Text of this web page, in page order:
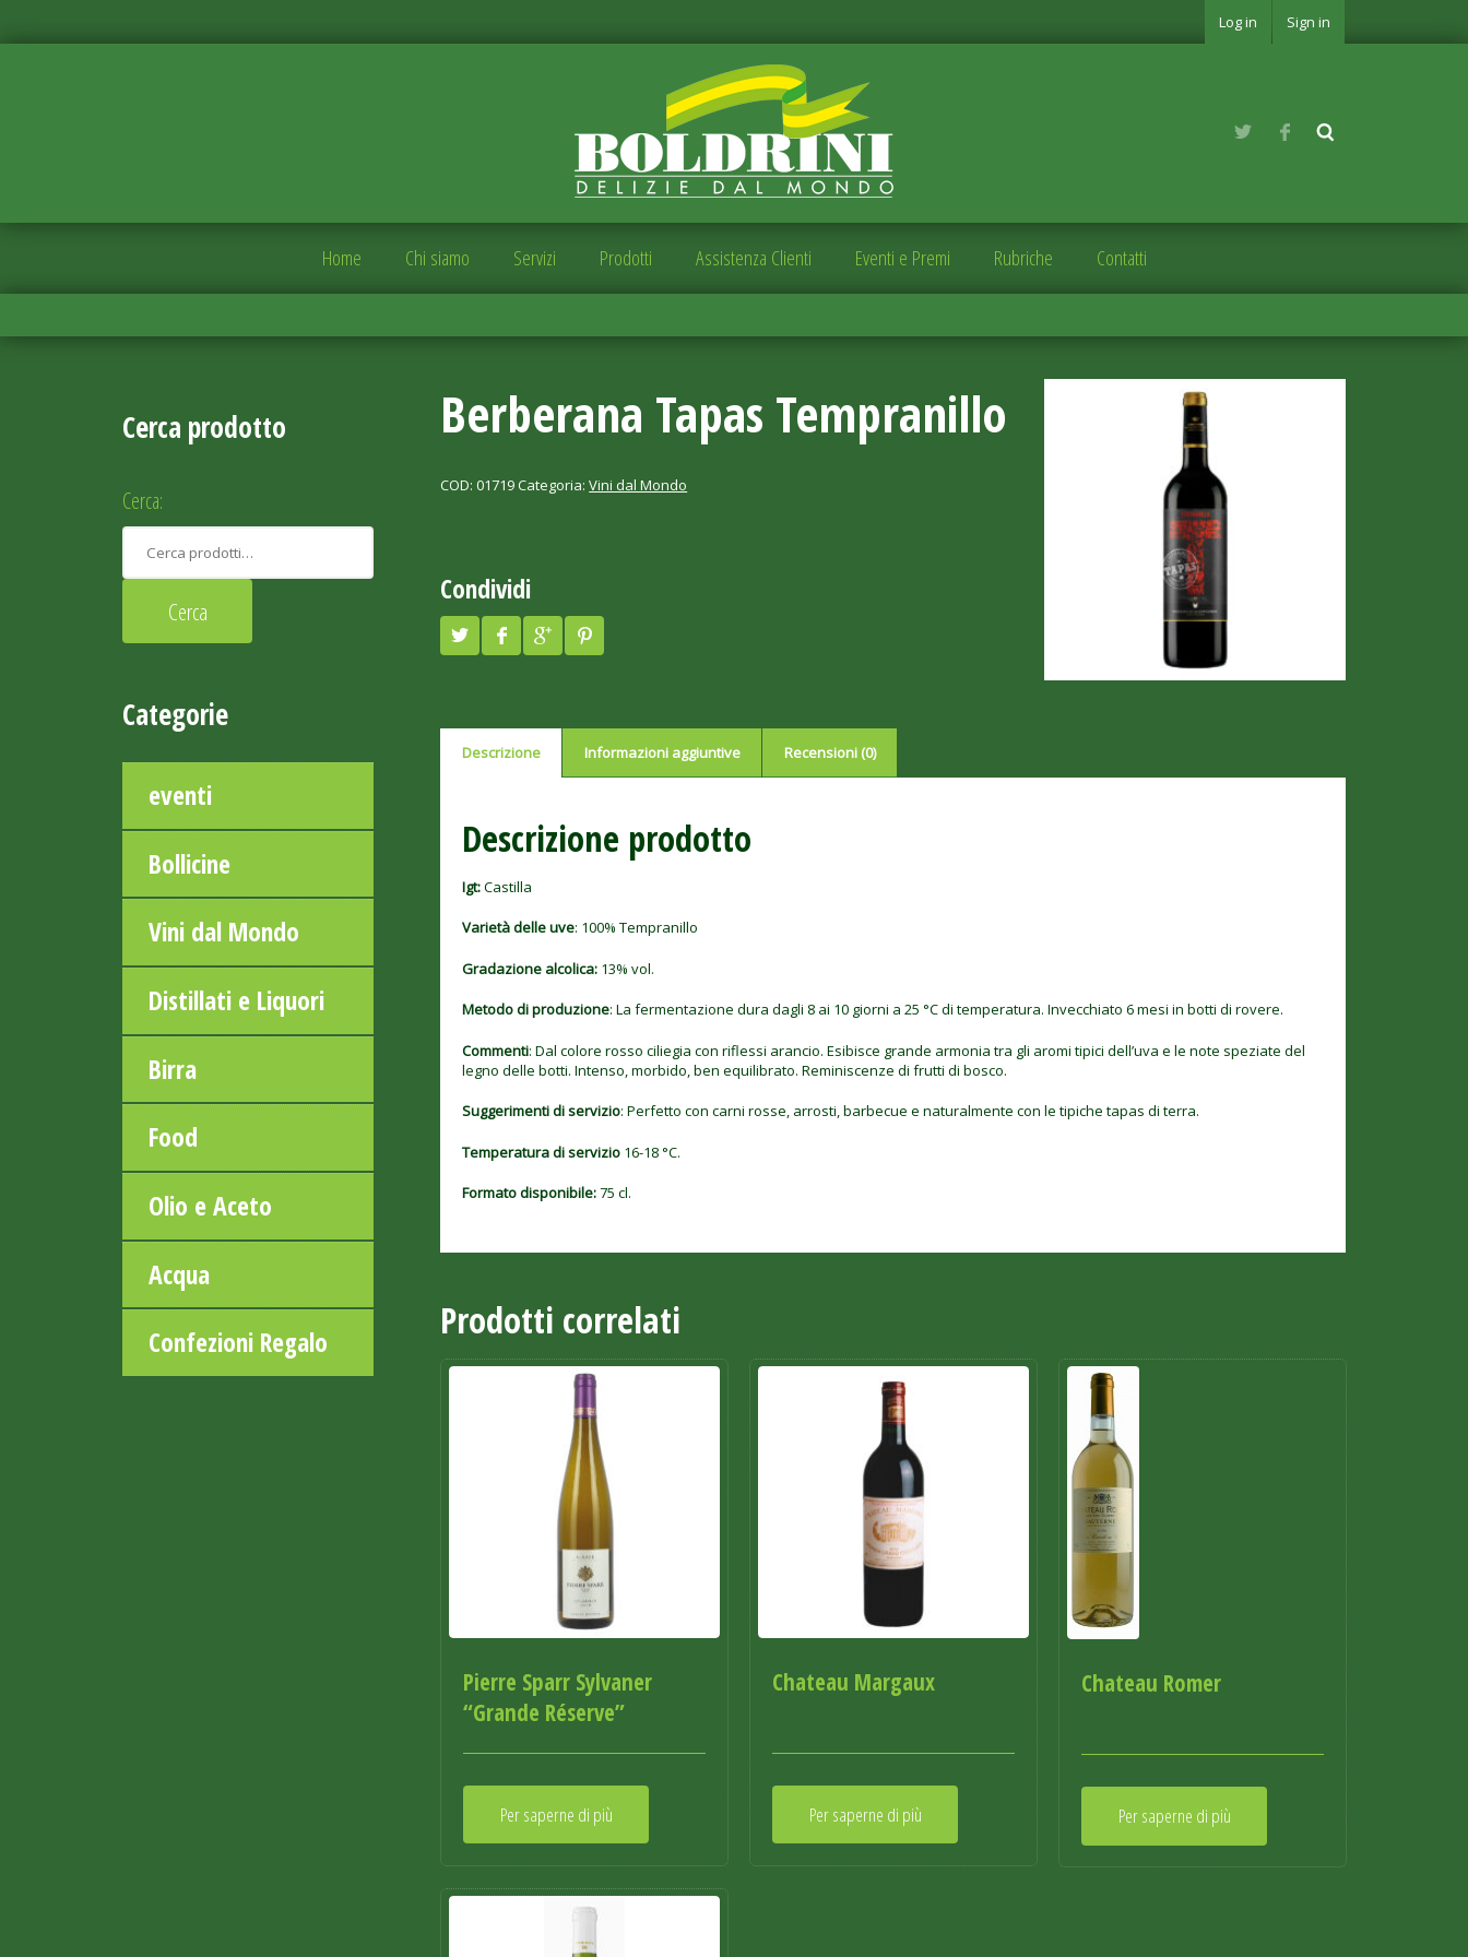
Log in Sign in
Home Chi siamo Servizi Prodotti Assistenza Clienti Eventi e Premi Rubriche Contatti
Cerca prodotto
Cerca:
Categorie
eventi
Bollicine
Vini dal Mondo
Distillati e Liquori
Birra
Food
Olio e Aceto
Acqua
Confezioni Regalo
Berberana Tapas Tempranillo
COD:01719Categoria:Vini dal Mondo
Condividi
Descrizione Informazioni aggiuntive Recensioni (0)
Descrizione prodotto
Igt:Castilla
Varietà delle uve: 100% Tempranillo
Gradazione alcolica: 13% vol.
Metodo di produzione: La fermentazione dura dagli 8 ai 10 giorni a 25 °C di temperatura. Invecchiato 6 mesi in botti di rovere.
Commenti: Dal colore rosso ciliegia con riflessi arancio. Esibisce grande armonia tra gli aromi tipici dell’uva e le note speziate del
legno delle botti. Intenso, morbido, ben equilibrato. Reminiscenze di frutti di bosco.
Suggerimenti di servizio: Perfetto con carni rosse, arrosti, barbecue e naturalmente con le tipiche tapas di terra.
Temperatura di servizio 16-18 °C.
Formato disponibile:75 cl.
Prodotti correlati
Pierre Sparr Sylvaner
“Grande Réserve”
Per saperne di più
Chateau Margaux
Per saperne di più
Chateau Romer
Per saperne di più